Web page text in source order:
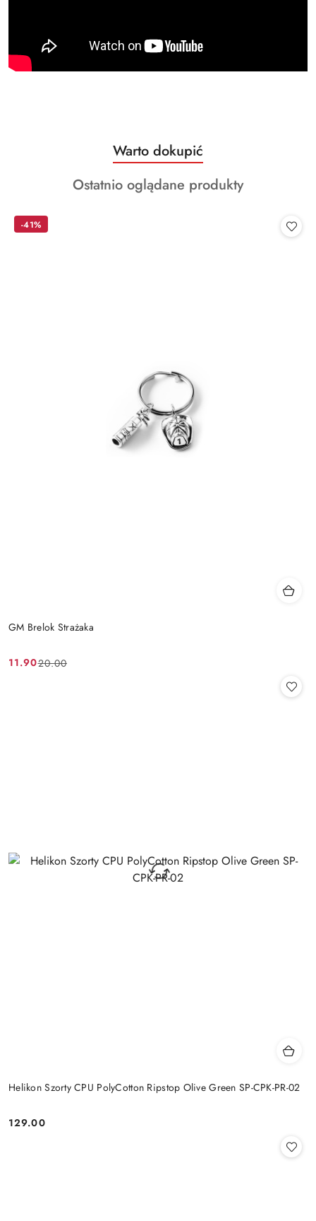
Pomiń karuzelę produktów
Produkty
o
statusie:
Warto dokupić
Produkty
Ostatnio oglądane produkty
GM Brelok Strażaka
Cena
11.90
Cena 20.00
-41%
Helikon Szorty CPU PolyCotton Ripstop Olive Green SP-CPK-PR-02
Cena:
129.00